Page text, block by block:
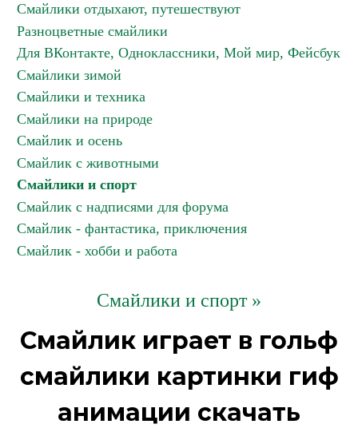
Смайлики отдыхают, путешествуют
Разноцветные смайлики
Для ВКонтакте, Одноклассники, Мой мир, Фейсбук
Смайлики зимой
Смайлики и техника
Смайлики на природе
Смайлик и осень
Смайлик с животными
Смайлики и спорт
Смайлик с надписями для форума
Смайлик - фантастика, приключения
Смайлик - хобби и работа
Смайлики и спорт »
Смайлик играет в гольф
смайлики картинки гиф
анимации скачать